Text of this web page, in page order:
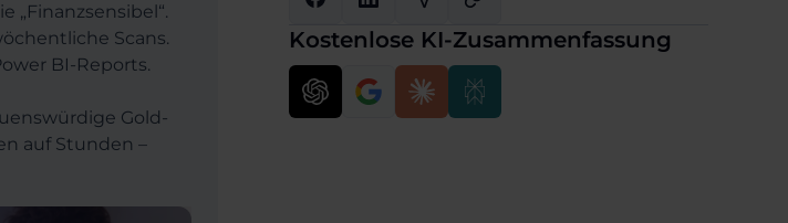
„Finanzsensibel“.
Scans.
BI-Reports.
Gold-
auf Stunden –
Kostenlose KI-Zusammenfassung